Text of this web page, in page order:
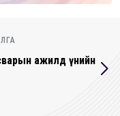
ажилд үнийн